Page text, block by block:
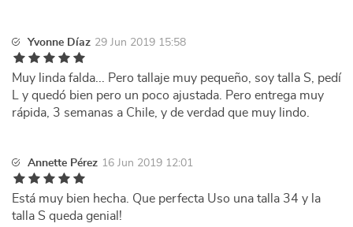
Yvonne Díaz 29 Jun 2019 15:58
Muy linda falda... Pero tallaje muy pequeño, soy talla S, pedí
L y quedó bien pero un poco ajustada. Pero entrega muy
rápida, 3 semanas a Chile, y de verdad que muy lindo.
Annette Pérez 16 Jun 2019 12:01
Está muy bien hecha. Que perfecta Uso una talla 34 y la
talla S queda genial!